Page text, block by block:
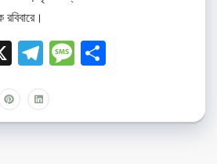
X Telegram
Message